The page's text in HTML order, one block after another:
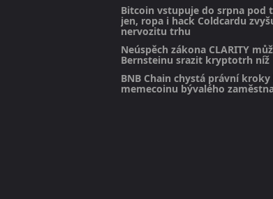
Bitcoin vstupuje do srpna pod
jen, ropa i hack Coldcardu
nervozitu trhu
Neúspěch zákona CLARITY
Bernsteinu srazit kryptotrh níž
BNB Chain chystá právní
memecoinu bývalého